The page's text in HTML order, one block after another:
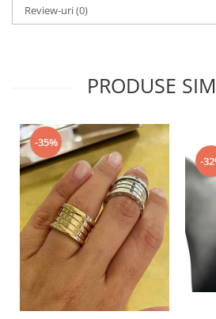
Review-uri(0)
PRODUSE
-35%
-